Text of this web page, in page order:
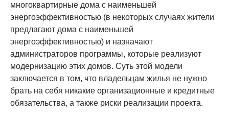
многоквартирные дома с наименьшей
энергоэффективностью (в некоторых случаях жители
предлагают дома с наименьшей
энергоэффективностью) и назначают
администраторов программы, которые реализуют
модернизацию этих домов. Суть этой модели
заключается в том, что владельцам жилья не нужно
брать на себя никакие организационные и кредитные
обязательства, а также риски реализации проекта.